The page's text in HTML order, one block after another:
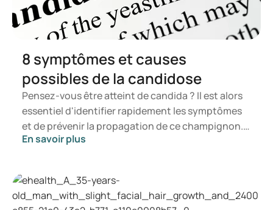
8 symptômes et causes
possibles de la candidose
Pensez-vous être atteint de candida ? Il est alors
essentiel d'identifier rapidement les symptômes
et de prévenir la propagation de ce champignon.
Dans cet article, vous apprendrez ce qu'est le
développer. Vous serez ainsi en mesure de
déterminer à quel moment il est opportun de
En savoir plus